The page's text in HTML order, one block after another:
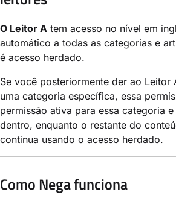
O Leitor A tem acesso no nível em
automático a todas as categorias e
é acesso herdado.
Se você posteriormente der ao Leitor
uma categoria específica, essa
permissão ativa para essa categoria
dentro, enquanto o restante do
continua usando o acesso herdado.
Como Nega funciona